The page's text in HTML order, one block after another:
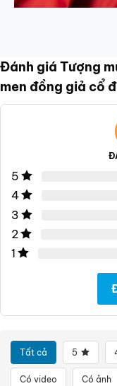
Đánh giá Tượng
men đồng giả cổ
5
4
3
2
1
Tất cả 5
Có video Có ảnh